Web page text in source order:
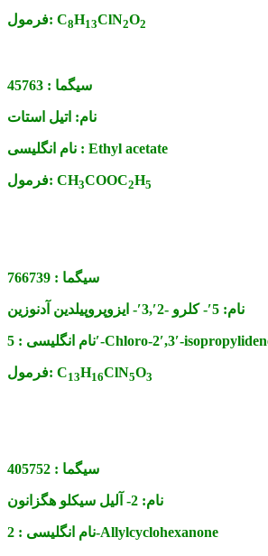
فرمول: C8H13ClN2O2
سیگما : 45763
نام: اتیل استات
نام انگلیسی : Ethyl acetate
فرمول: CH3COOC2H5
سیگما : 766739
نام: 5′- کلرو -2′,3′- ایزوپروپیلدین آدنوزین
نام انگلیسی :5′-Chloro-2′,3′-
فرمول: C13H16ClN5O3
سیگما : 405752
نام: 2- آلیل سیکلو هگزانون
نام انگلیسی :2-Allylcyclohexanone